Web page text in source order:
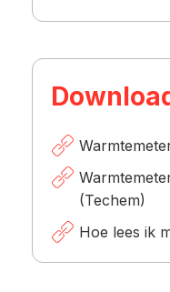
(Techem)
Hoe lees ik